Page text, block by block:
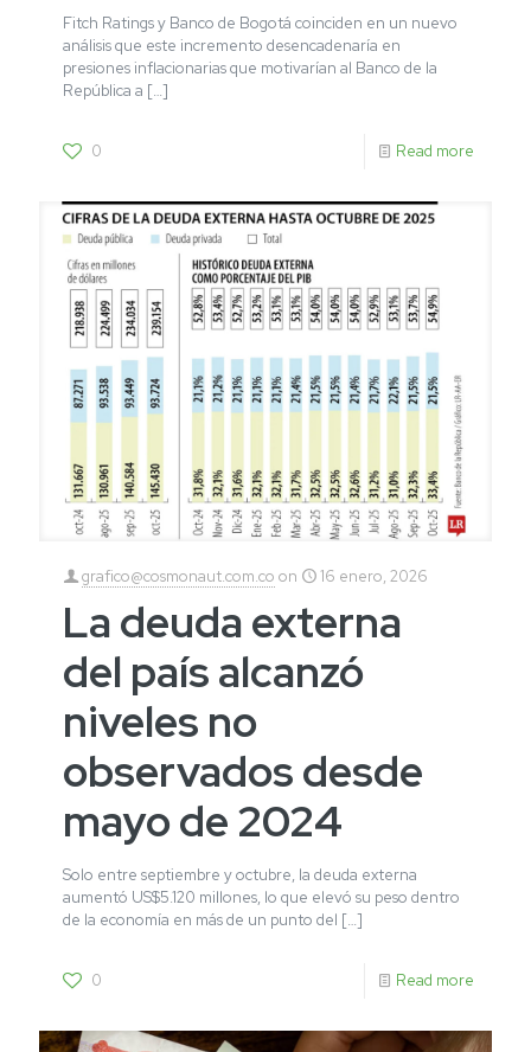
Fitch Ratings y Banco de Bogotá coinciden en un nuevo
análisis que este incremento desencadenaría en
presiones inflacionarias que motivarían al Banco de la
República a […]
0 Read more
grafico@cosmonaut.com.co on 16 enero, 2026
La deuda externa
del país alcanzó
niveles no
observados desde
mayo de 2024
Solo entre septiembre y octubre, la deuda externa
aumentó US$5.120 millones, lo que elevó su peso dentro
de la economía en más de un punto del […]
0 Read more